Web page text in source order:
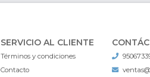
SERVICIO AL CLIENTE
Términos y condiciones
Contacto